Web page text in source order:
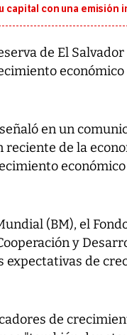
capital con una
de El
económico
en un
reciente de la
(BM), el
y
expectativas de
de